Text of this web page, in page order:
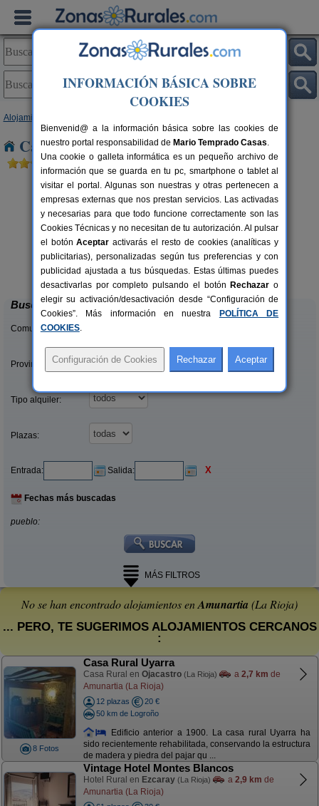
Alojamientos
Casas Rurales cerca de Amunartia
8+6 pers.
desde25 €
Casa Rural Cerro de Mirabel
Grañón (La Rioja)
Buscar
Comunidades:
Provincias/Islas:
Tipo alquiler:
Plazas:
Entrada: Salida: X
Fechas más buscadas
pueblo:
MÁS FILTROS
No se han encontrado alojamientos enAmunartia (La Rioja)
... PERO, TE SUGERIMOS ALOJAMIENTOS CERCANOS
:
8 Fotos
Casa Rural Uyarra
Casa Rural en Ojacastro (La Rioja) a 2,7 km de
Amunartia (La Rioja)
12 plazas
20 €
50 km de Logroño
Edificio anterior a 1900. La casa rural Uyarra ha
sido recientemente rehabilitada, conservando la estructura
de madera y piedra del pajar qu ...
Vintage Hotel Montes Blancos
Hotel Rural en Ezcaray (La Rioja) a 2,9 km de
Amunartia (La Rioja)
INFORMACIÓN BÁSICA SOBRE
COOKIES
Bienvenid@ a la información básica sobre las cookies de
nuestro portal responsabilidad de Mario Temprado Casas.
Una cookie o galleta informática es un pequeño archivo de
información que se guarda en tu pc, smartphone o tablet al
visitar el portal. Algunas son nuestras y otras pertenecen a
empresas externas que nos prestan servicios. Las activadas
y necesarias para que todo funcione correctamente son las
Cookies Técnicas y no necesitan de tu autorización. Al pulsar
el botónAceptar activarás el resto de cookies (analíticas y
publicitarias), personalizadas según tus preferencias y con
publicidad ajustada a tus búsquedas. Estas últimas puedes
desactivarlas por completo pulsando el botón Rechazar o
elegir su activación/desactivación desde “Configuración de
Cookies”. Más información en nuestra
POLÍTICA DE
COOKIES.